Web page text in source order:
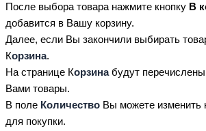
После выбора товара нажмите кнопку В
добавится в Вашу корзину.
Далее, если Вы закончили выбирать
Корзина.
На странице Корзинабудут
Вами товары.
В поле Количество Вы можете изменить
для покупки.